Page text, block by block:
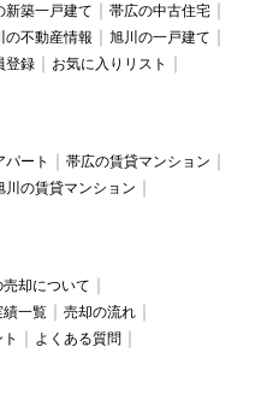
新築一戸建て
帯広の中古住宅
の不動産情報
旭川の一戸建て
登録
お気に入りリスト
パート
帯広の賃貸マンション
川の賃貸マンション
売却について
績一覧
売却の流れ
よくある質問